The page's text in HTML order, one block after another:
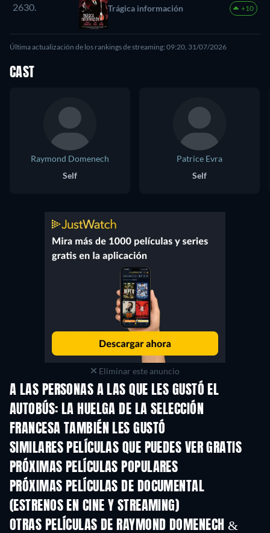
2630. Trágica información +10
Última actualización de los rankings de streaming: 09:20, 31/07/2026
CAST
Raymond Domenech
Self
Patrice Evra
Self
Eliminar este anuncio
A LAS PERSONAS A LAS QUE LES GUSTÓ EL
AUTOBÚS: LA HUELGA DE LA SELECCIÓN
FRANCESA TAMBIÉN LES GUSTÓ
SIMILARES PELÍCULAS QUE PUEDES VER GRATIS
PRÓXIMAS PELÍCULAS POPULARES
PRÓXIMAS PELÍCULAS DE DOCUMENTAL
(ESTRENOS EN CINE Y STREAMING)
OTRAS PELÍCULAS DE RAYMOND DOMENECH &